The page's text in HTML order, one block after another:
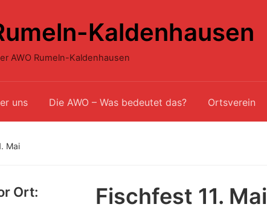
Kaldenhausen
AWO Rumeln-Kaldenhausen
uns Die AWO – Was bedeutet das? Ortsverein
Mai
Ort: Fischfest 11. Mai